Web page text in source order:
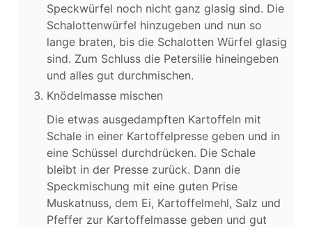
Speckwürfel noch nicht ganz glasig sind. Die
Schalottenwürfel hinzugeben und nun so
lange braten, bis die Schalotten Würfel glasig
sind. Zum Schluss die Petersilie hineingeben
und alles gut durchmischen.
Knödelmasse mischen
Die etwas ausgedampften Kartoffeln mit
Schale in einer Kartoffelpresse geben und in
eine Schüssel durchdrücken. Die Schale
bleibt in der Presse zurück. Dann die
Speckmischung mit eine guten Prise
Muskatnuss, dem Ei, Kartoffelmehl, Salz und
Pfeffer zur Kartoffelmasse geben und gut